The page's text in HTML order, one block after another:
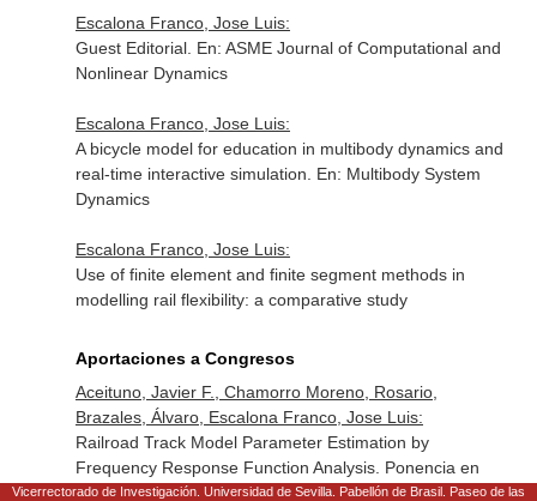
Escalona Franco, Jose Luis:
Guest Editorial. En: ASME Journal of Computational and
Nonlinear Dynamics
Escalona Franco, Jose Luis:
A bicycle model for education in multibody dynamics and
real-time interactive simulation. En: Multibody System
Dynamics
Escalona Franco, Jose Luis:
Use of finite element and finite segment methods in
modelling rail flexibility: a comparative study
Aportaciones a Congresos
Aceituno, Javier F., Chamorro Moreno, Rosario,
Brazales, Álvaro, Escalona Franco, Jose Luis:
Railroad Track Model Parameter Estimation by
Frequency Response Function Analysis. Ponencia en
Congreso. The Fifth International Conference on
Vicerrectorado de Investigación. Universidad de Sevilla. Pabellón de Brasil. Paseo de las